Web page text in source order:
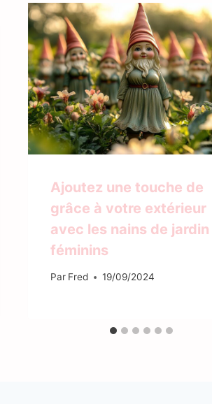
Ajoutez une touche de
grâce à votre extérieur
avec les nains de jardin
féminins
Par Fred 19/09/2024